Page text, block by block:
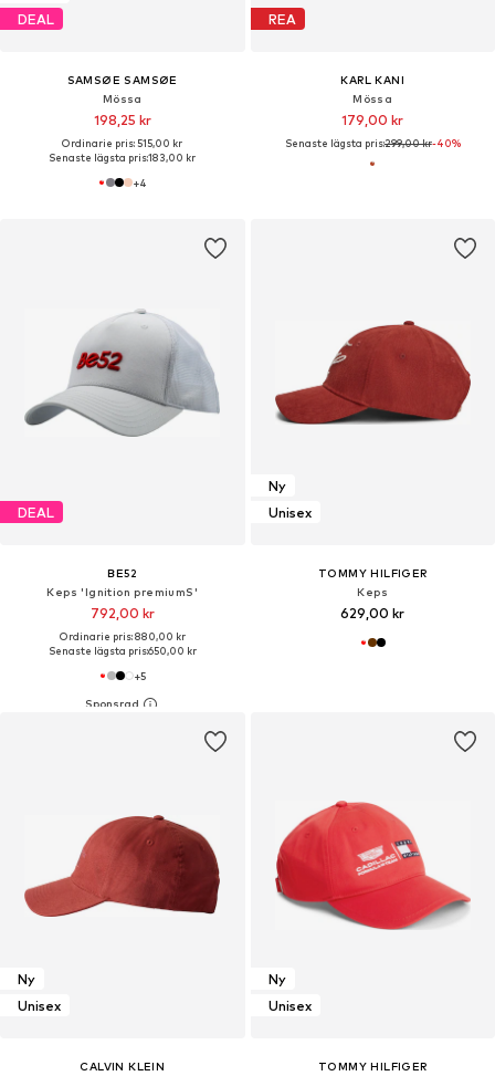
DEAL
SAMSØE SAMSØE
Mössa
198,25 kr
Ordinarie pris: 515,00 kr
Senaste lägsta pris:183,00 kr
+4
REA
KARL KANI
Mössa
179,00 kr
Senaste lägsta pris:299,00 kr-40%
DEAL
BE52
Keps 'Ignition premiumS'
792,00 kr
Ordinarie pris: 880,00 kr
Senaste lägsta pris:650,00 kr
+5
Ny
Unisex
TOMMY HILFIGER
Keps
629,00 kr
Ny
Unisex
CALVIN KLEIN
Ny
Unisex
TOMMY HILFIGER